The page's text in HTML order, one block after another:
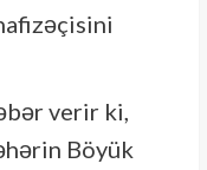
verir ki,
Böyük